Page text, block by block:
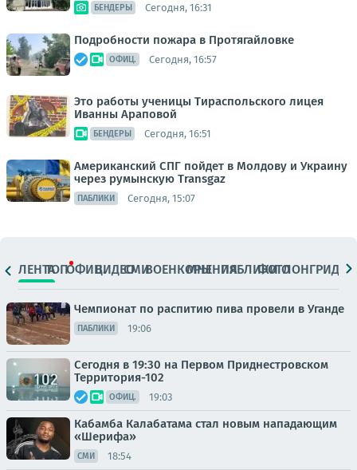
БЕНДЕРЫ Сегодня, 16:31
Подробности пожара в Протягайловке
ОФИЦ. Сегодня, 16:57
Это работы ученицы Тираспольского лицея
Иванны Араповой
БЕНДЕРЫ Сегодня, 16:51
Американский СПГ пойдет в Молдову и Украину
через румынскую Transgaz
ПАБЛИКИ Сегодня, 15:07
ЛЕНТАТОПОФИЦ.ВИДЕОСМИВОЕНКОРЫМНЕНИЯПАБЛИКИ
ФОТОЛОНГРИДЫ
Чемпионат по распитию пива провели в Уганде
ПАБЛИКИ 19:06
Сегодня в 19:30 на Первом Приднестровском
Территория-102
ОФИЦ. 19:03
Кабамба Калабатама стал новым нападающим
«Шерифа»
СМИ 18:54